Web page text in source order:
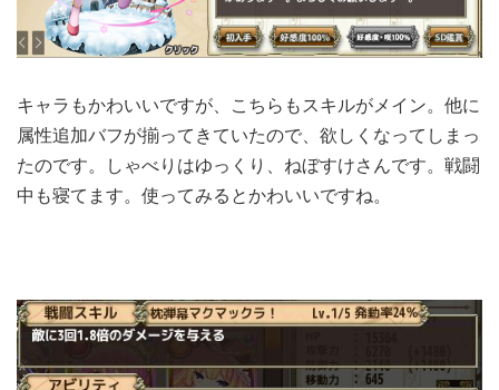
キャラもかわいいですが、こちらもスキルがメイン。他に
属性追加バフが揃ってきていたので、欲しくなってしまっ
たのです。しゃべりはゆっくり、ねぼすけさんです。戦闘
中も寝てます。使ってみるとかわいいですね。